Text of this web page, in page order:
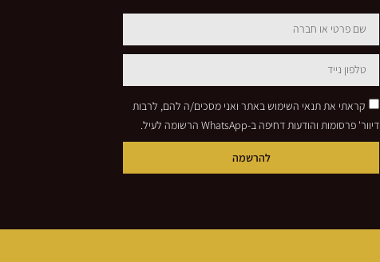
קראתי את תנאי השימוש באתר ואני מסכים/ה להם, לרבות
דיוור' פרסומות והודעות דחיפה ב-WhatsApp הרשומה לעיל.
להרשמה